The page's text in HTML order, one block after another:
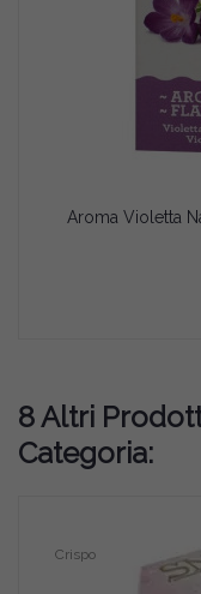
8 Altri
Categoria:
Crispo